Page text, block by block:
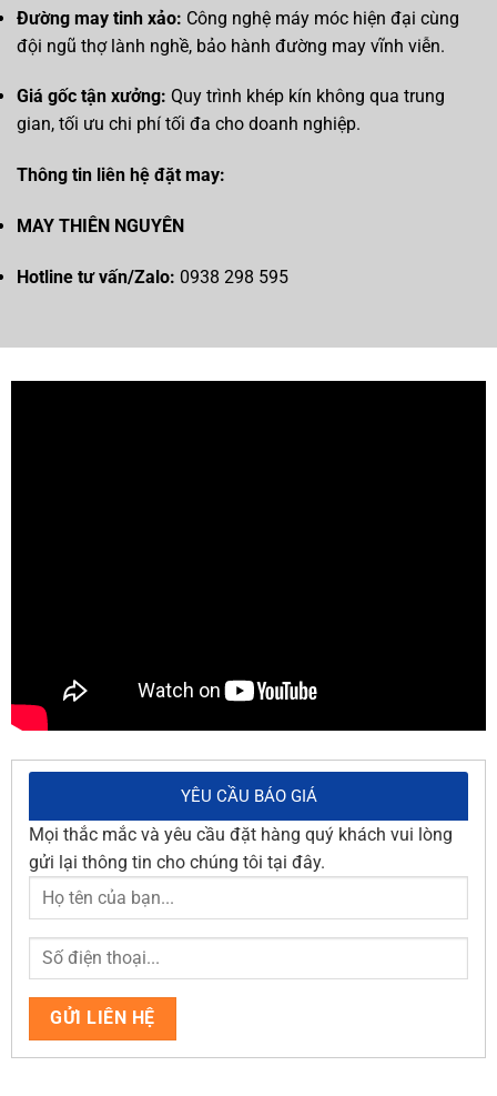
Đường may tinh xảo: Công nghệ máy móc hiện đại cùng
đội ngũ thợ lành nghề, bảo hành đường may vĩnh viễn.
Giá gốc tận xưởng: Quy trình khép kín không qua trung
gian, tối ưu chi phí tối đa cho doanh nghiệp.
Thông tin liên hệ đặt may:
MAY THIÊN NGUYÊN
Hotline tư vấn/Zalo: 0938 298 595
YÊU CẦU BÁO GIÁ
Mọi thắc mắc và yêu cầu đặt hàng quý khách vui lòng
gửi lại thông tin cho chúng tôi tại đây.